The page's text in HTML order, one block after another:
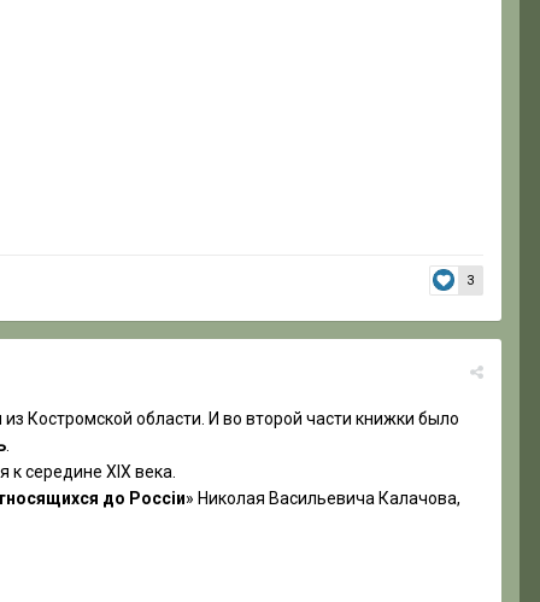
3
Костромской области. И во второй части книжки было
середине XIX века.
до Россіи» Николая Васильевича Калачова,